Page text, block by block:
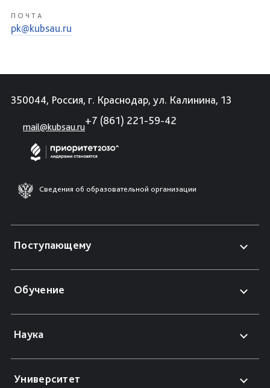
ПОЧТА
pk@kubsau.ru
350044, Россия, г. Краснодар, ул. Калинина, 13
mail@kubsau.ru
+7 (861) 221-59-42
Сведения об образовательной организации
Поступающему
Обучение
Наука
Университет